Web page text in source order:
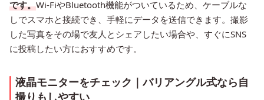
です。Wi-FiやBluetooth機能がついているため、ケーブルな
しでスマホと接続でき、手軽にデータを送信できます。撮影
した写真をその場で友人とシェアしたい場合や、すぐにSNS
に投稿したい方におすすめです。
液晶モニターをチェック｜バリアングル式なら自
撮りもしやすい